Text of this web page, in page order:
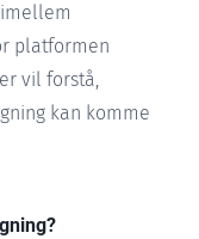
platformen
vil forstå,
kan komme